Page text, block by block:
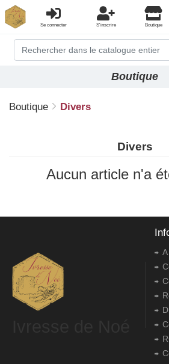
Se connecter S'inscrire Boutique
Boutique
Boutique Divers
Divers
Aucun article n'a